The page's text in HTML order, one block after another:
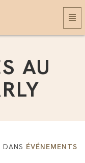
la
AU
ÉVÉNEMENTS